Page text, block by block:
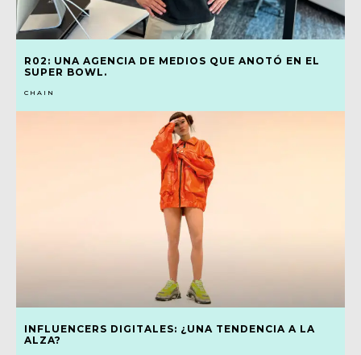
R02: UNA AGENCIA DE MEDIOS QUE ANOTÓ EN EL
SUPER BOWL.
CHAIN
INFLUENCERS DIGITALES: ¿UNA TENDENCIA A LA
ALZA?